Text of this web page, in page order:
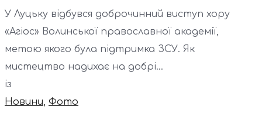
У Луцьку відбувся доброчинний виступ хору
«Агіос» Волинської православної академії,
метою якого була підтримка ЗСУ. Як
мистецтво надихає на добрі...
із
Новини, Фото